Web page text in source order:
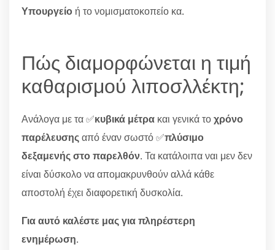
Υπουργείο ή το νομισματοκοπείο κα.
Πώς διαμορφώνεται η τιμή
καθαρισμού λιποσλλέκτη;
Ανάλογα με τα ✅κυβικά μέτρα και γενικά τοχρόνο
παρέλευσηςαπό έναν σωστό ✅πλύσιμο
δεξαμενής στο παρελθόν. Τα κατάλοιπα ναι μεν δεν
είναι δύσκολο να απομακρυνθούν αλλά κάθε
αποστολή έχει διαφορετική δυσκολία.
Για αυτό καλέστε μας για πληρέστερη
ενημέρωση.